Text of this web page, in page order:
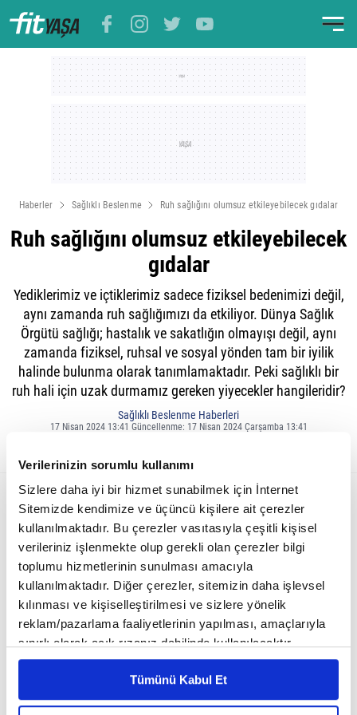
Verilerinizin sorumlu kullanımı
Sizlere daha iyi bir hizmet sunabilmek için İnternet
Sitemizde kendimize ve üçüncü kişilere ait çerezler
kullanılmaktadır. Bu çerezler vasıtasıyla çeşitli kişisel
verileriniz işlenmekte olup gerekli olan çerezler bilgi
toplumu hizmetlerinin sunulması amacıyla
kullanılmaktadır. Diğer çerezler, sitemizin daha işlevsel
kılınması ve kişiselleştirilmesi ve sizlere yönelik
reklam/pazarlama faaliyetlerinin yapılması, amaçlarıyla
sınırlı olarak açık rızanız dahilinde kullanılacaktır.
Çerezlere ilişkin tercihlerinizi çerez paneli vasıtasıyla
belirleyebilirsiniz. Çerezlere ilişkin detaylı bilgi için
Ayarlar butonuna tıklayabilir,Çerez Bilgilendirme
Tümünü Kabul Et
Haberler Sağlıklı Beslenme Ruh sağlığını olumsuz etkileyebilecek gıdalar
Ruh sağlığını olumsuz etkileyebilecek
gıdalar
Yediklerimiz ve içtiklerimiz sadece fiziksel bedenimizi değil,
aynı zamanda ruh sağlığımızı da etkiliyor. Dünya Sağlık
Örgütü sağlığı; hastalık ve sakatlığın olmayışı değil, aynı
zamanda fiziksel, ruhsal ve sosyal yönden tam bir iyilik
halinde bulunma olarak tanımlamaktadır. Peki sağlıklı bir
ruh hali için uzak durmamız gereken yiyecekler hangileridir?
Sağlıklı Beslenme Haberleri
17 Nisan 2024 13:41 Güncellenme: 17 Nisan 2024 Çarşamba 13:41
1-Trans yağ içeren besinler